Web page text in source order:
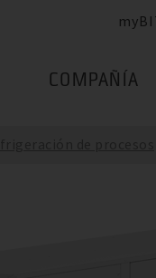
COMPAÑÍA